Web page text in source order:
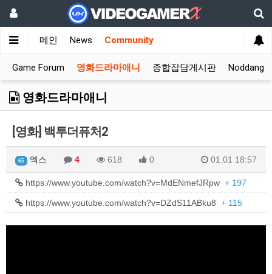
메인 News Community
Game Forum 영화드라마애니 종합잡담게시판 Noddang
영화드라마애니
[영화] 백투더퓨처2
65 엑스 4 618 0 01.01 18:57
https://www.youtube.com/watch?v=MdENmefJRpw + 197
https://www.youtube.com/watch?v=DZdS11ABku8 + 115